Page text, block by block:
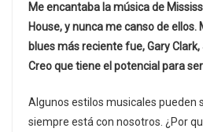
Me encantaba la música de
House, y nunca me canso de ellos.
blues más reciente fue, Gary
Creo que tiene el potencial para
Algunos estilos musicales pueden
siempre está con nosotros. ¿Por